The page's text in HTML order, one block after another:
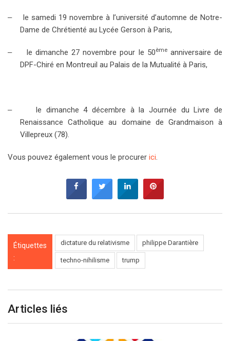
–
le samedi 19 novembre à l’université d’automne de Notre-
Dame de Chrétienté au Lycée Gerson à Paris,
– le dimanche 27 novembre pour le 50èmeanniversaire de
DPF-Chiré en Montreuil au Palais de la Mutualité à Paris,
–
le dimanche 4 décembre à la Journée du Livre de
Renaissance Catholique au domaine de Grandmaison à
Villepreux (78).
Vous pouvez également vous le procurer ici
Étiquettes
:
dictature du relativisme philippe Darantière
techno-nihilisme trump
Articles liés